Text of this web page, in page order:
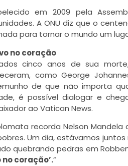
em 2009 pela
A ONU diz que o
para tornar o mundo um
no coração
cinco anos de sua
como George
de que não importa
é possível dialogar e
ao Vatican News.
recorda Nelson
Um dia, estávamos
quebrando pedras em
no coração’.”